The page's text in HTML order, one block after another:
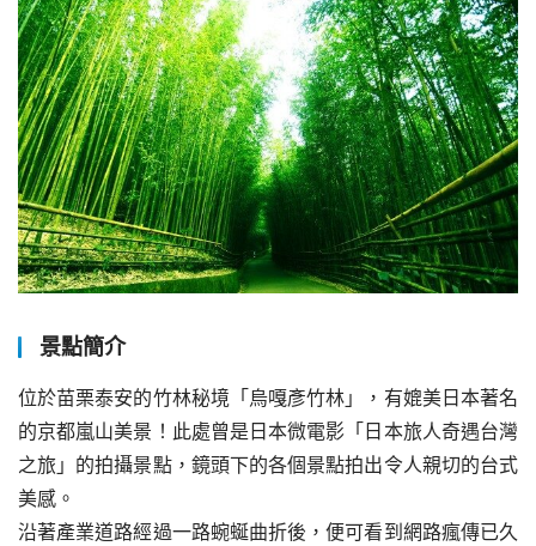
景點簡介
位於苗栗泰安的竹林秘境「烏嘎彥竹林」，有媲美日本著名
的京都嵐山美景！此處曾是日本微電影「日本旅人奇遇台灣
之旅」的拍攝景點，鏡頭下的各個景點拍出令人親切的台式
美感。
沿著產業道路經過一路蜿蜒曲折後，便可看到網路瘋傳已久